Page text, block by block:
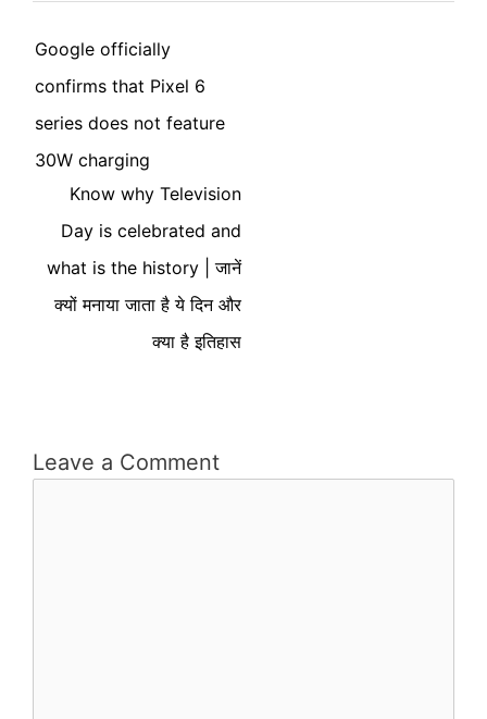
Google officially
confirms that Pixel 6
series does not feature
30W charging
Know why Television
Day is celebrated and
what is the history | जानें
क्यों मनाया जाता है ये दिन और
क्या है इतिहास
Leave a Comment